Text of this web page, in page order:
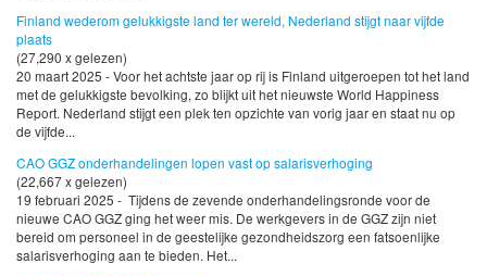
Finland wederom gelukkigste land ter wereld, Nederland stijgt naar vijfde
plaats
(27,290 x gelezen)
20 maart 2025 - Voor het achtste jaar op rij is Finland uitgeroepen tot het land
met de gelukkigste bevolking, zo blijkt uit het nieuwste World Happiness
Report. Nederland stijgt een plek ten opzichte van vorig jaar en staat nu op
de vijfde...
CAO GGZ onderhandelingen lopen vast op salarisverhoging
(22,667 x gelezen)
19 februari 2025 - Tijdens de zevende onderhandelingsronde voor de
nieuwe CAO GGZ ging het weer mis. De werkgevers in de GGZ zijn niet
bereid om personeel in de geestelijke gezondheidszorg een fatsoenlijke
salarisverhoging aan te bieden. Het...